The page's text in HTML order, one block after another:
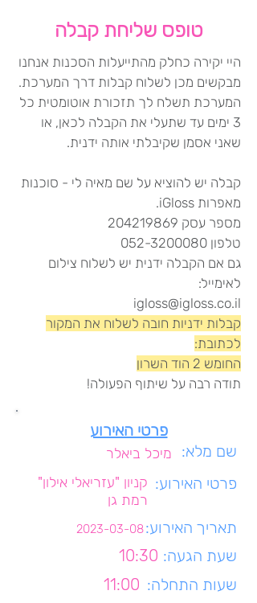
טופס שליחת קבלה
היי יקירה כחלק מהתייעלות הסכנות אנחנו
מבקשים מכן לשלוח קבלות דרך המערכת.
המערכת תשלח לך תזכורת אוטומטית כל
3 ימים עד שתעלי את הקבלה לכאן, או
שאני אסמן שקיבלתי אותה ידנית.
קבלה יש להוציא על שם מאיה לי - סוכנות
מאפרות iGloss.
מספר עסק 204219869
טלפון 052-3200080
גם אם הקבלה ידנית יש לשלוח צילום
לאימייל:
igloss@igloss.co.il
קבלות ידניות חובה לשלוח את המקור
לכתובת:
החומש 2 הוד השרון
תודה רבה על שיתוף הפעולה!
פרטי האירוע
מיכל ביאלר שם מלא:
קניון "עזריאלי אילון"
רמת גן
פרטי האירוע:
2023-03-08תאריך האירוע:
10:30 שעת הגעה:
11:00 שעות התחלה: